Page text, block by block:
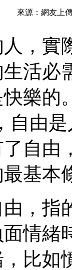
來源：網友上
實
活必
樂的
自由
自由
基本
指
情緒
比如